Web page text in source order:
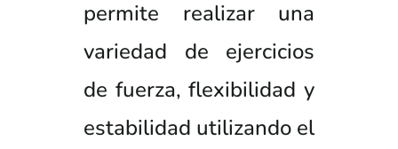
permite realizar una
variedad de ejercicios
de fuerza, flexibilidad y
estabilidad utilizando el